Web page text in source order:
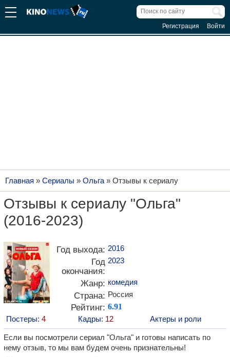
Регистрация Войти
Главная » Сериалы » Ольга » Отзывы к сериалу
Отзывы к сериалу "Ольга"
(2016-2023)
Год выхода: 2016
Год
окончания:
2023
Жанр: комедия
Страна: Россия
Рейтинг: 6.91
Постеры: 4 Кадры: 12 Актеры и роли
Если вы посмотрели сериал "Ольга" и готовы написать по
нему отзыв, то мы вам будем очень признательны!